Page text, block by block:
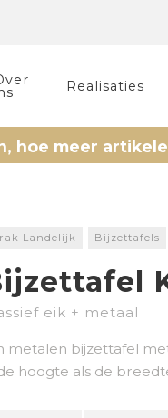
Realisaties
meer artikelen,
Landelijk Bijzettafels
eik + metaal
metalen bijzettafel
hoogte als de